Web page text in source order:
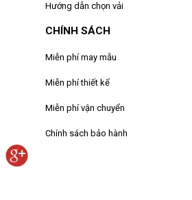
Hướng dẫn chọn vải
CHÍNH SÁCH
Miễn phí may mẫu
Miễn phí thiết kế
Miễn phí vận chuyển
Chính sách bảo hành